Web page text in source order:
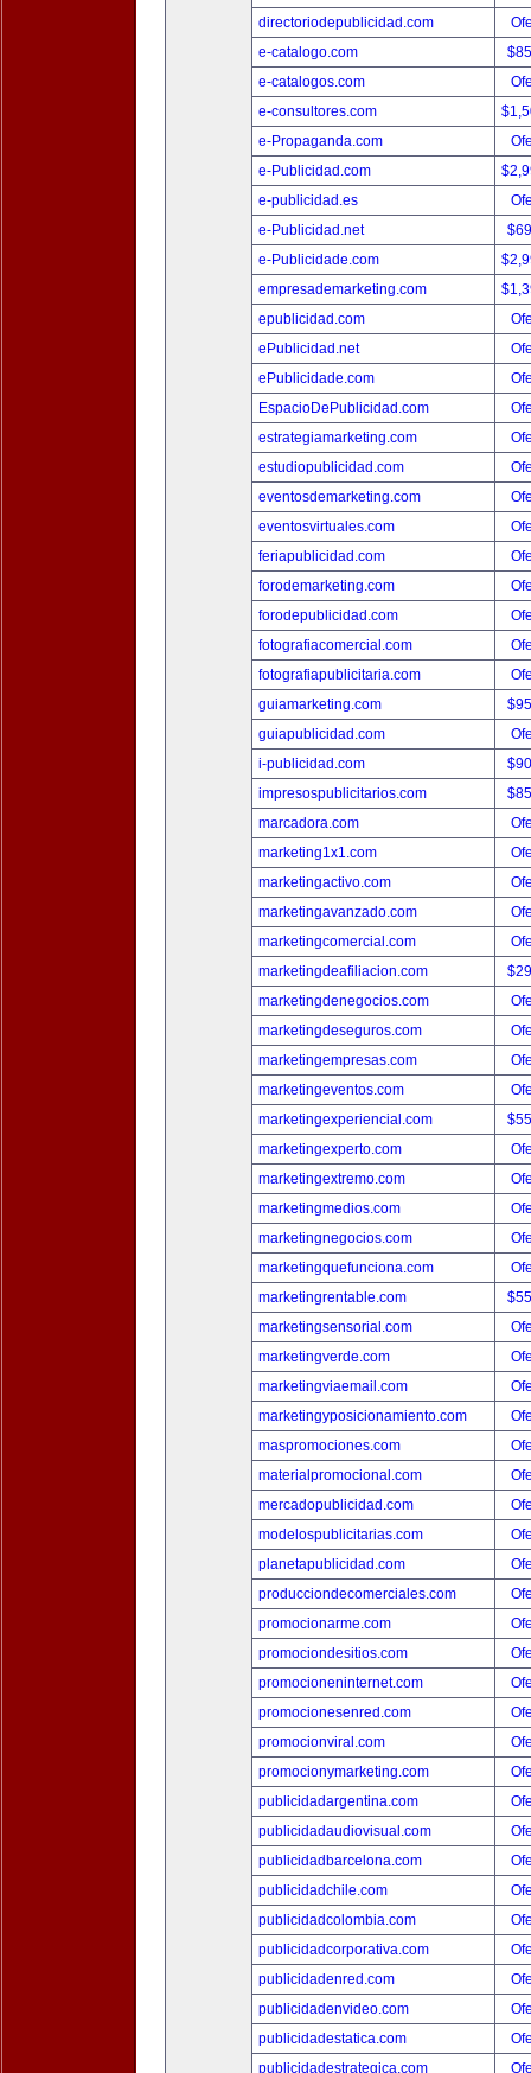
directoriodepublicidad.com
e-catalogo.com
e-catalogos.com
e-consultores.com
e-Propaganda.com
e-Publicidad.com
e-publicidad.es
e-Publicidad.net
e-Publicidade.com
empresademarketing.com
epublicidad.com
ePublicidad.net
ePublicidade.com
EspacioDePublicidad.com
estrategiamarketing.com
estudiopublicidad.com
eventosdemarketing.com
eventosvirtuales.com
feriapublicidad.com
forodemarketing.com
forodepublicidad.com
fotografiacomercial.com
fotografiapublicitaria.com
guiamarketing.com
guiapublicidad.com
i-publicidad.com
impresospublicitarios.com
marcadora.com
marketing1x1.com
marketingactivo.com
marketingavanzado.com
marketingcomercial.com
marketingdeafiliacion.com
marketingdenegocios.com
marketingdeseguros.com
marketingempresas.com
marketingeventos.com
marketingexperiencial.com
marketingexperto.com
marketingextremo.com
marketingmedios.com
marketingnegocios.com
marketingquefunciona.com
marketingrentable.com
marketingsensorial.com
marketingverde.com
marketingviaemail.com
marketingyposicionamiento.com
maspromociones.com
materialpromocional.com
mercadopublicidad.com
modelospublicitarias.com
planetapublicidad.com
producciondecomerciales.com
promocionarme.com
promociondesitios.com
promocioneninternet.com
promocionesenred.com
promocionviral.com
promocionymarketing.com
publicidadargentina.com
publicidadaudiovisual.com
publicidadbarcelona.com
publicidadchile.com
publicidadcolombia.com
publicidadcorporativa.com
publicidadenred.com
publicidadenvideo.com
publicidadestatica.com
publicidadestrategica.com